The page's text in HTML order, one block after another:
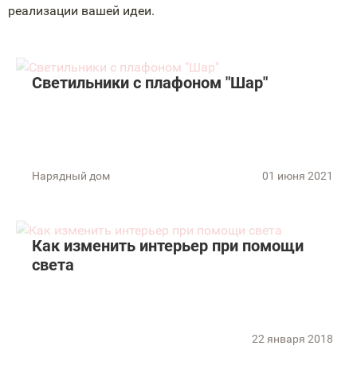
реализации вашей идеи.
Светильники с плафоном "Шар"
Нарядный дом 01 июня 2021
Как изменить интерьер при помощи
света
22 января 2018